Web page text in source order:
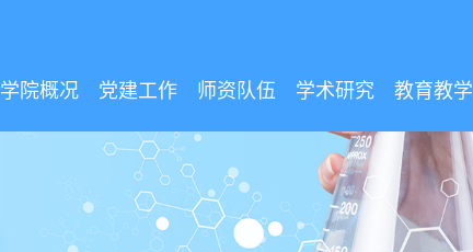
学院概况 党建工作 师资队伍 学术研究 教育教学